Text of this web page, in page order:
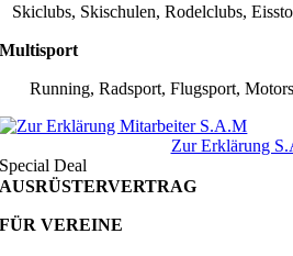
Skiclubs, Skischulen, Rodelclubs,
Multisport
Running, Radsport, Flugsport,
Zur Erklärung
Special Deal
AUSRÜSTERVERTRAG
FÜR VEREINE